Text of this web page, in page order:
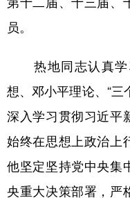
员。
热地同志认真学
想、邓小平理论、“三
深入学习贯彻习近平
始终在思想上政治上
他坚定坚持党中央集
央重大决策部署，严